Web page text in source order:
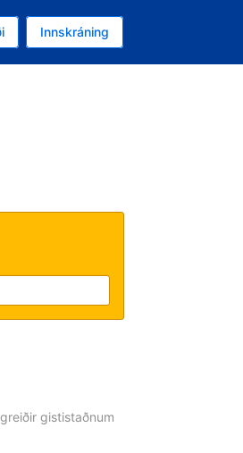
króna
þitt Íslensku
Innskráning
gististaðnum